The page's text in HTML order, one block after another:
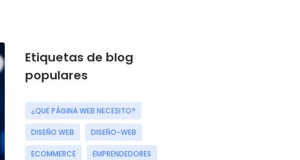
Etiquetas de blog
populares
¿QUE PÁGINA WEB NECESITO?
DISEÑO WEB DISEÑO-WEB
ECOMMERCE EMPRENDEDORES